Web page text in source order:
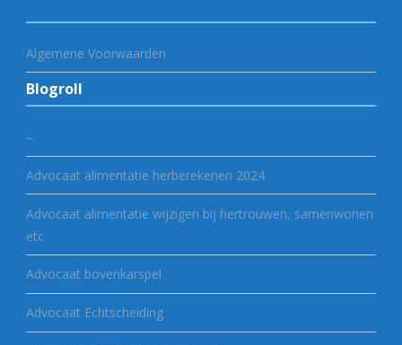
Algemene Voorwaarden
Blogroll
–
Advocaat alimentatie herberekenen 2024
Advocaat alimentatie wijzigen bij hertrouwen, samenwonen
etc
Advocaat bovenkarspel
Advocaat Echtscheiding